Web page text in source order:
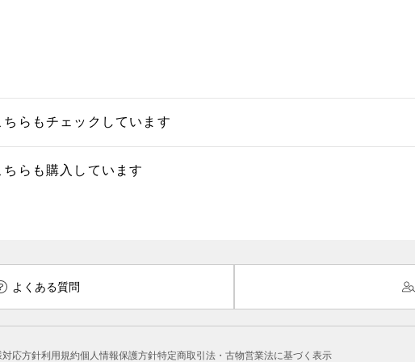
らもチェックしています
らも購入しています
よくある質問
対応方針利用規約個人情報保護方針特定商取引法・古物営業法に基づく表示